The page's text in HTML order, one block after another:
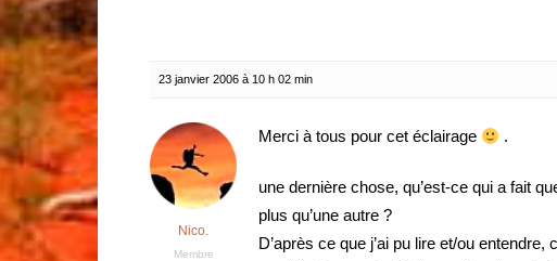
23 janvier 2006 à 10 h 02 min
Nico.
Membre
Merci à tous pour cet éclairage .
une dernière chose, qu’est-ce qui a fait
plus qu’une autre ?
D’après ce que j’ai pu lire et/ou